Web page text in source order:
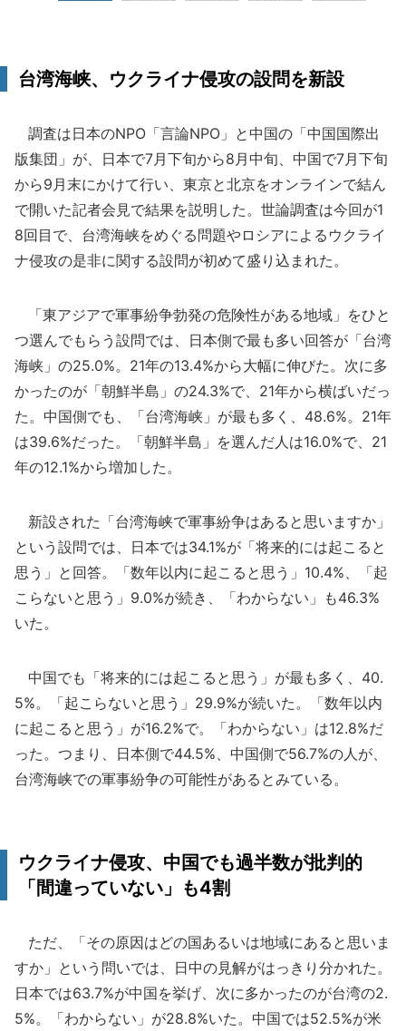
台湾海峡、ウクライナ侵攻の設問を新設
調査は日本のNPO「言論NPO」と中国の「中国国際出
版集団」が、日本で7月下旬から8月中旬、中国で7月下旬
から9月末にかけて行い、東京と北京をオンラインで結ん
で開いた記者会見で結果を説明した。世論調査は今回が1
8回目で、台湾海峡をめぐる問題やロシアによるウクライ
ナ侵攻の是非に関する設問が初めて盛り込まれた。
「東アジアで軍事紛争勃発の危険性がある地域」をひと
つ選んでもらう設問では、日本側で最も多い回答が「台湾
海峡」の25.0%。21年の13.4%から大幅に伸びた。次に多
かったのが「朝鮮半島」の24.3%で、21年から横ばいだっ
た。中国側でも、「台湾海峡」が最も多く、48.6%。21年
は39.6%だった。「朝鮮半島」を選んだ人は16.0%で、21
年の12.1%から増加した。
新設された「台湾海峡で軍事紛争はあると思いますか」
という設問では、日本では34.1%が「将来的には起こると
思う」と回答。「数年以内に起こると思う」10.4%、「起
こらないと思う」9.0%が続き、「わからない」も46.3%
いた。
中国でも「将来的には起こると思う」が最も多く、40.
5%。「起こらないと思う」29.9%が続いた。「数年以内
に起こると思う」が16.2%で。「わからない」は12.8%だ
った。つまり、日本側で44.5%、中国側で56.7%の人が、
台湾海峡での軍事紛争の可能性があるとみている。
ウクライナ侵攻、中国でも過半数が批判的
「間違っていない」も4割
ただ、「その原因はどの国あるいは地域にあると思いま
すか」という問いでは、日中の見解がはっきり分かれた。
日本では63.7%が中国を挙げ、次に多かったのが台湾の2.
5%。「わからない」が28.8%いた。中国では52.5%が米